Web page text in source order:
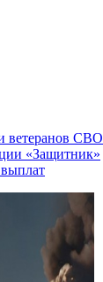
ветеранов СВО
«Защитник»